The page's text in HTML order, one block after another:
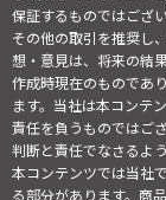
保証するものではござ
その他の取引を推奨し
想・意見は、将来の結
作成時現在のものであ
ます。当社は本コンテ
責任を負うものではご
判断と責任でなさるよ
本コンテンツでは当社